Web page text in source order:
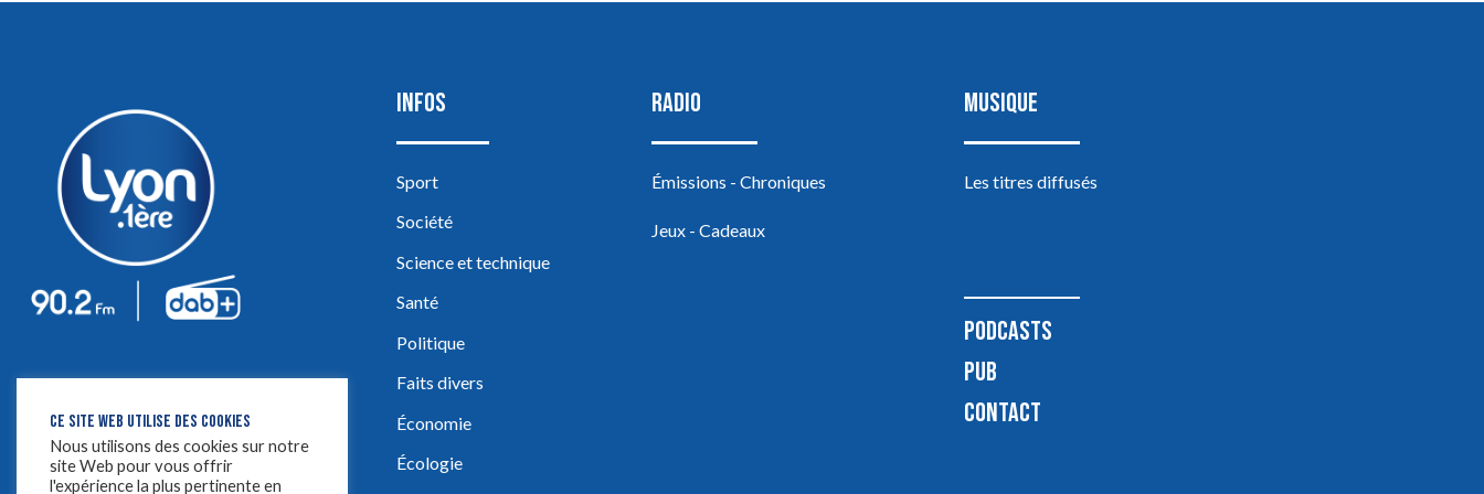
INFOS
Sport
Société
Science et technique
Santé
Politique
Faits divers
Économie
Écologie
RADIO
Émissions - Chroniques
Jeux - Cadeaux
MUSIQUE
Les titres diffusés
PODCASTS
PUB
CONTACT
CE SITE WEB UTILISE DES COOKIES
Nous utilisons des cookies sur notre
site Web pour vous offrir
l'expérience la plus pertinente en